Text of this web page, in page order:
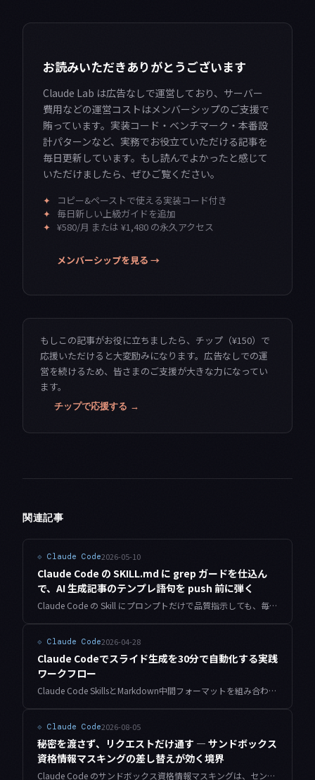
お読みいただきありがとうございます
Claude Lab は広告なしで運営しており、サーバー
費用などの運営コストはメンバーシップのご支援で
賄っています。実装コード・ベンチマーク・本番設
計パターンなど、実務でお役立ていただける記事を
毎日更新しています。もし読んでよかったと感じて
いただけましたら、ぜひご覧ください。
✦
コピー&ペーストで使える実装コード付き
✦ 毎日新しい上級ガイドを追加
✦ ¥580/月 または ¥1,480 の永久アクセス
メンバーシップを見る →
もしこの記事がお役に立ちましたら、チップ（¥150）で
応援いただけると大変励みになります。広告なしでの運
営を続けるため、皆さまのご支援が大きな力になってい
ます。
チップで応援する →
関連記事
⟐ Claude Code2026-05-10
Claude Code の SKILL.md に grep ガードを仕込ん
で、AI 生成記事のテンプレ語句を push 前に弾く
Claude Code の Skill にプロンプトだけで品質指示しても、毎日大量に記事を生成していると徐々にテンプレ語句がすり抜けてきます。SKILL.md の最終ステップに grep ガードを差し込んで、違反を検出したら再生成に戻す仕組みを、4サイト運用の実例から紹介します。
⟐ Claude Code2026-04-28
Claude Codeでスライド生成を30分で自動化する実践
ワークフロー
Claude Code SkillsとMarkdown中間フォーマットを組み合わせて、企画からGoogle Slides出力まで30分で完了するスライド生成の全ワークフローを解説します。
⟐ Claude Code2026-08-05
秘密を渡さず、リクエストだけ通す — サンドボックス
資格情報マスキングの差し替えが効く境界
Claude Code のサンドボックス資格情報マスキングは、センチネル値を読ませて送信時に実値へ差し替える設計です。差し替えが効く認証方式と効かない方式、そしてボディに載せたときに生じる長さのずれを、最小プロキシを自作して実測しました。